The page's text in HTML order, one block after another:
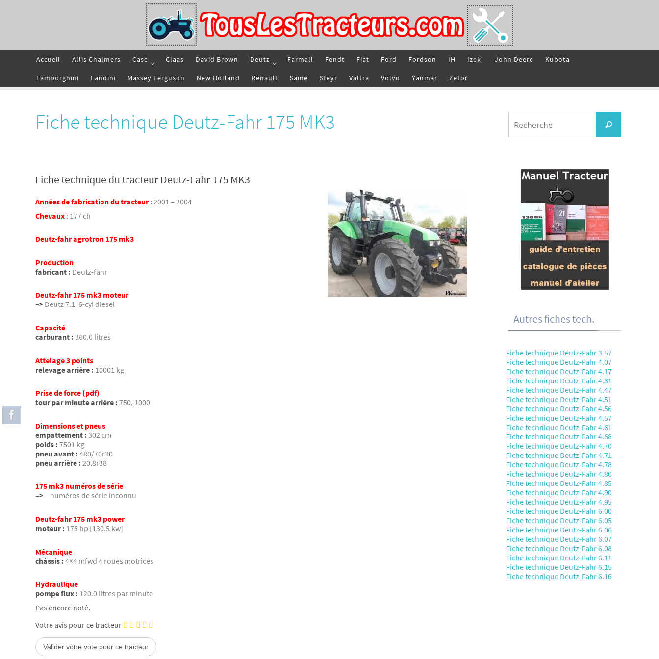
Accueil Allis Chalmers Case Claas David Brown Deutz Farmall Fendt Fiat Ford Fordson IH Izeki John Deere Kubota
Lamborghini Landini Massey Ferguson New Holland Renault Same Steyr Valtra Volvo Yanmar Zetor
Fiche technique Deutz-Fahr 175 MK3
Fiche technique du tracteur Deutz-Fahr 175 MK3
Années de fabrication du tracteur: 2001 – 2004
Chevaux : 177 ch
Deutz-fahr agrotron 175 mk3
Production
fabricant : Deutz-fahr
Deutz-fahr 175 mk3 moteur
–> Deutz 7.1l 6-cyl diesel
Capacité
carburant : 380.0 litres
Attelage 3 points
relevage arrière : 10001 kg
Prise de force (pdf)
tour par minute arrière : 750, 1000
Dimensions et pneus
empattement : 302 cm
poids : 7501 kg
pneu avant : 480/70r30
pneu arrière : 20.8r38
175 mk3 numéros de série
–>– numéros de série inconnu
Deutz-fahr 175 mk3 power
moteur : 175 hp [130.5 kw]
Mécanique
châssis : 4×4 mfwd 4 roues motrices
Hydraulique
pompe flux : 120.0 litres par minute
Pas encore noté.
Votre avis pour ce tracteur
Recherche
Autres fiches tech.
Fiche technique Deutz-Fahr 3.57
Fiche technique Deutz-Fahr 4.07
Fiche technique Deutz-Fahr 4.17
Fiche technique Deutz-Fahr 4.31
Fiche technique Deutz-Fahr 4.47
Fiche technique Deutz-Fahr 4.51
Fiche technique Deutz-Fahr 4.56
Fiche technique Deutz-Fahr 4.57
Fiche technique Deutz-Fahr 4.61
Fiche technique Deutz-Fahr 4.68
Fiche technique Deutz-Fahr 4.70
Fiche technique Deutz-Fahr 4.71
Fiche technique Deutz-Fahr 4.78
Fiche technique Deutz-Fahr 4.80
Fiche technique Deutz-Fahr 4.85
Fiche technique Deutz-Fahr 4.90
Fiche technique Deutz-Fahr 4.95
Fiche technique Deutz-Fahr 6.00
Fiche technique Deutz-Fahr 6.05
Fiche technique Deutz-Fahr 6.06
Fiche technique Deutz-Fahr 6.07
Fiche technique Deutz-Fahr 6.08
Fiche technique Deutz-Fahr 6.11
Fiche technique Deutz-Fahr 6.15
Fiche technique Deutz-Fahr 6.16